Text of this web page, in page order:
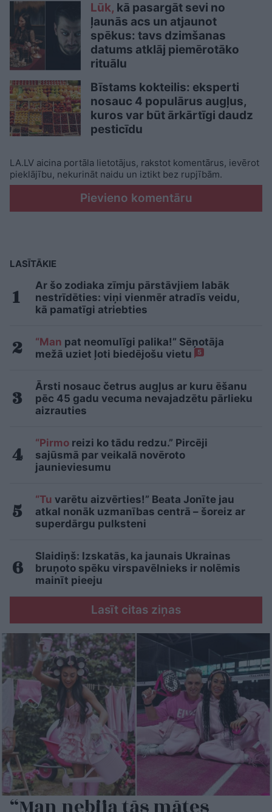
Lūk, kā pasargāt sevi no
ļaunās acs un atjaunot
spēkus: tavs dzimšanas
datums atklāj piemērotāko
rituālu
Bīstams kokteilis: eksperti
nosauc 4 populārus augļus,
kuros var būt ārkārtīgi daudz
pesticīdu
LA.LV aicina portāla lietotājus, rakstot komentārus, ievērot
pieklājību, nekurināt naidu un iztikt bez rupjībām.
Pievieno komentāru
LASĪTĀKIE
Ar šo zodiaka zīmju pārstāvjiem labāk
nestrīdēties: viņi vienmēr atradīs veidu,
kā pamatīgi atriebties
“Man pat neomulīgi palika!” Sēņotāja
mežā uziet ļoti biedējošu vietu
5
Ārsti nosauc četrus augļus ar kuru ēšanu
pēc 45 gadu vecuma nevajadzētu pārlieku
aizrauties
“Pirmo reizi ko tādu redzu.” Pircēji
sajūsmā par veikalā novēroto
jaunieviesumu
“Tu varētu aizvērties!” Beata Jonīte jau
atkal nonāk uzmanības centrā – šoreiz ar
superdārgu pulksteni
Slaidiņš: Izskatās, ka jaunais Ukrainas
bruņoto spēku virspavēlnieks ir nolēmis
mainīt pieeju
Lasīt citas ziņas